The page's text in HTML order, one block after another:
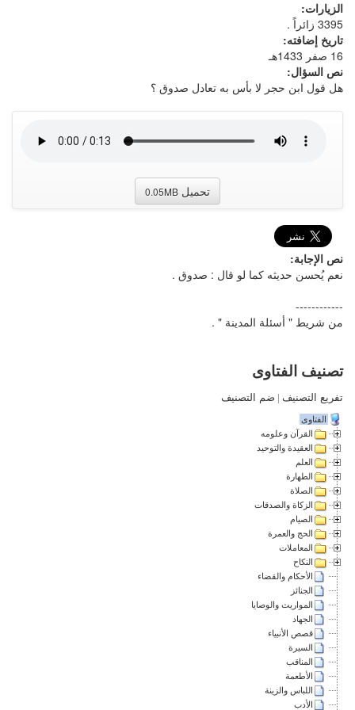
الزيارات:
3395 زائراً .
تاريخ إضافته:
16 صفر 1433هـ
نص السؤال:
هل قول ابن حجر لا بأس به تعادل صدوق ؟
تحميل 0.05MB
نص الإجابة:
نعم يُحسن حديثه كما لو قال : صدوق .
------------
من شريط " أسئلة المدينة " .
تصنيف الفتاوى
تفريع التصنيف | ضم التصنيف
الفتاوى
القرآن وعلومه
العقيدة والتوحيد
العلم
الطهارة
الصلاة
الزكاة والصدقات
الصيام
الحج والعمرة
المعاملات
النكاح
الأحكام والقضاء
الجنائز
المواريث والوصايا
الجهاد
قصص الأنبياء
السيرة
المناقب
الأطعمة
اللباس والزينة
الأدب